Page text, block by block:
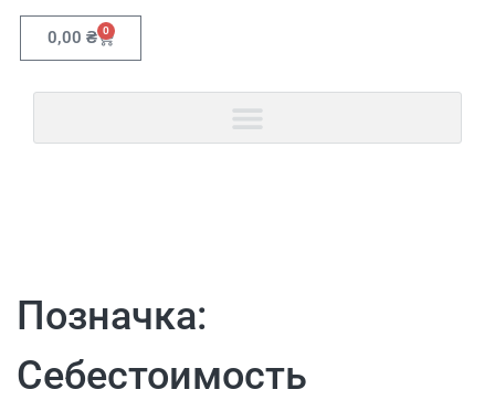
0,00 ₴ 0
Позначка:
Себестоимость